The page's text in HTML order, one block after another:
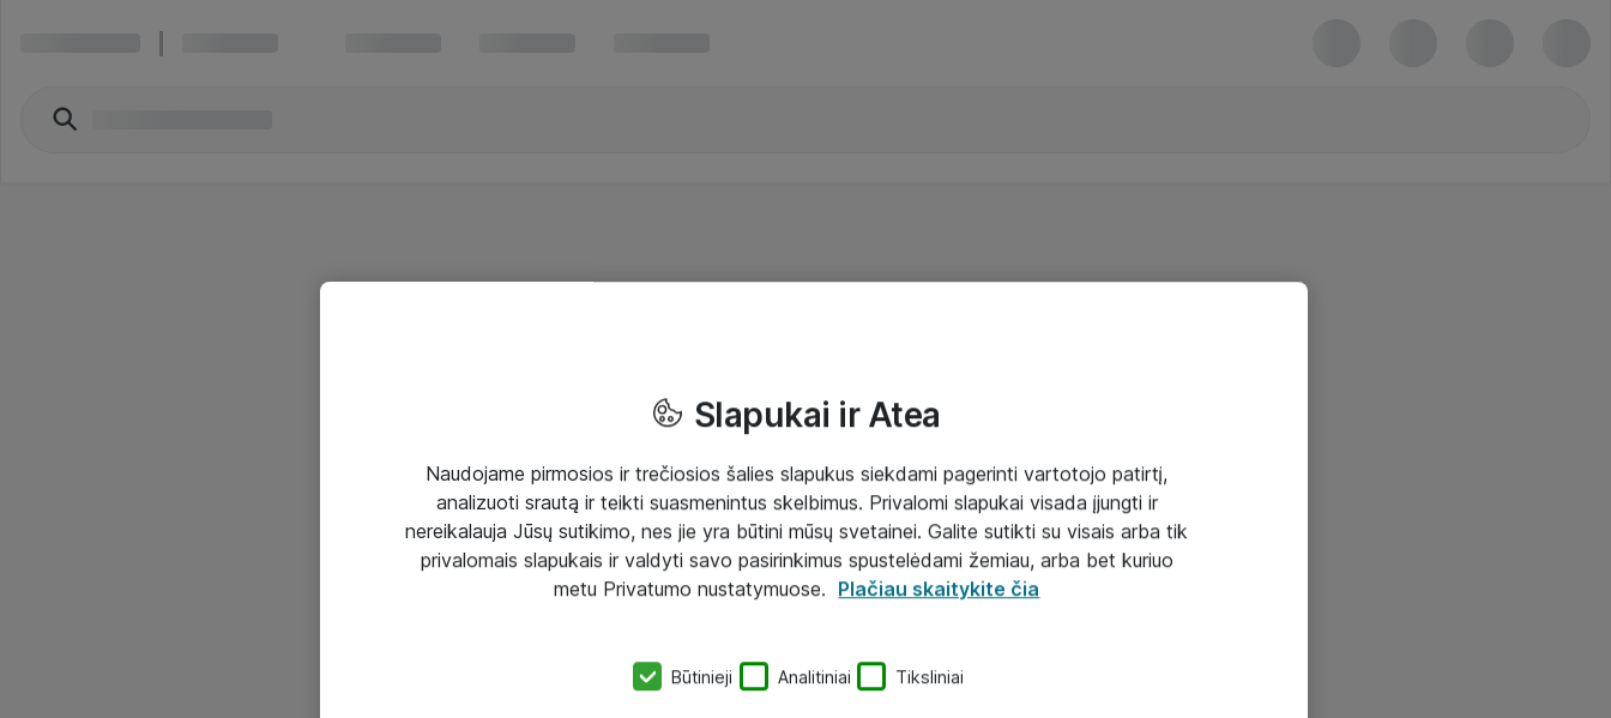
Slapukai ir Atea
Naudojame pirmosios ir trečiosios šalies slapukus siekdami pagerinti vartotojo patirtį,
analizuoti srautą ir teikti suasmenintus skelbimus. Privalomi slapukai visada įjungti ir
nereikalauja Jūsų sutikimo, nes jie yra būtini mūsų svetainei. Galite sutikti su visais arba tik
privalomais slapukais ir valdyti savo pasirinkimus spustelėdami žemiau, arba bet kuriuo
metu Privatumo nustatymuose. Plačiau skaitykite čia
Būtinieji Analitiniai Tiksliniai